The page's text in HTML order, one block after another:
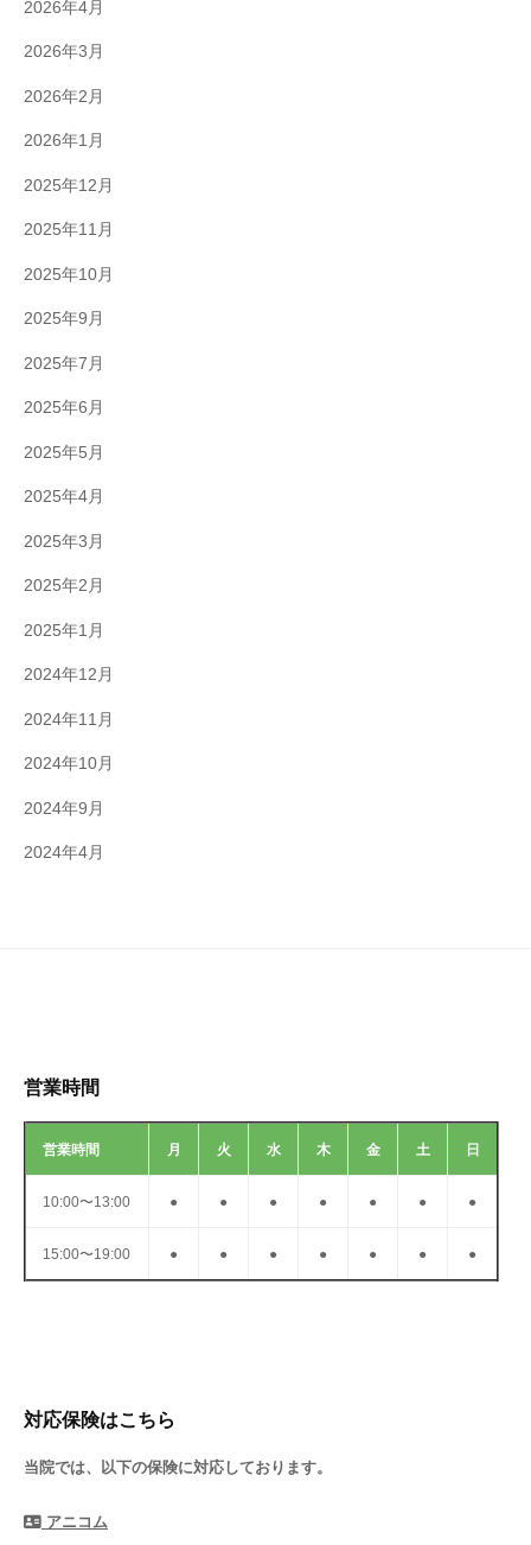
2026年4月
2026年3月
2026年2月
2026年1月
2025年12月
2025年11月
2025年10月
2025年9月
2025年7月
2025年6月
2025年5月
2025年4月
2025年3月
2025年2月
2025年1月
2024年12月
2024年11月
2024年10月
2024年9月
2024年4月
営業時間
営業時間 月 火 水 木 金 土 日
10:00〜13:00 ● ● ● ● ● ● ●
15:00〜19:00 ● ● ● ● ● ● ●
対応保険はこちら
当院では、以下の保険に対応しております。
アニコム